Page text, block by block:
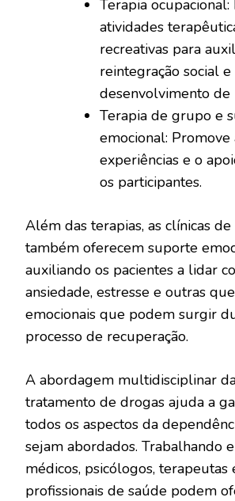
Terapia
atividades
recreativas para
reintegração social e
desenvolvimento de
Terapia de grupo e
emocional: Promove
experiências e o
os participantes.
Além das terapias, as clínicas
também oferecem suporte
auxiliando os pacientes a lidar
ansiedade, estresse e outras
emocionais que podem surgir
processo de recuperação.
A abordagem multidisciplinar
tratamento de drogas ajuda a
todos os aspectos da
sejam abordados. Trabalhando
médicos, psicólogos, terapeutas
profissionais de saúde podem